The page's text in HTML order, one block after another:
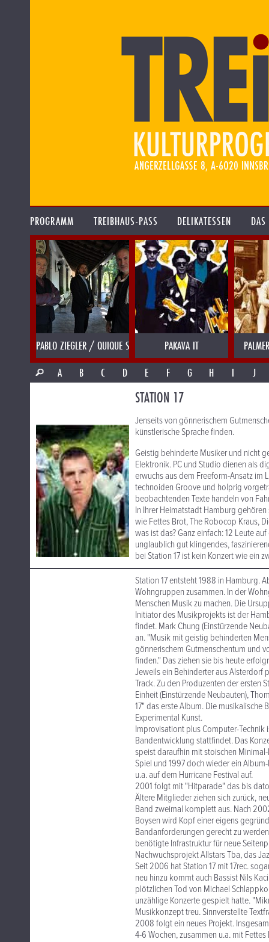
PROGRAMM TREIBHAUS-PASS DELIKATESSEN
PABLO ZIEGLER / QUIQUE SINESI PAKAVA IT
A
B C D E F G H I J
STATION 17
Jenseits von gönnerischem
künstlerische Sprache finden.
Geistig behinderte Musiker und nicht
Elektronik. PC und Studio dienen als
erwuchs aus dem Freeform-Ansatz im
technoiden Groove und holprig
beobachtenden Texte handeln von
In Ihrer Heimatstadt Hamburg
wie Fettes Brot, The Robocop Kraus,
was ist das? Ganz einfach: 12 Leute
unglaublich gut klingendes,
bei Station 17 ist kein Konzert wie ein
Station 17 entsteht 1988 in Hamburg.
Wohngruppen zusammen. In der
Menschen Musik zu machen. Die
Initiator des Musikprojekts ist der
findet. Mark Chung (Einstürzende
an. "Musik mit geistig behinderten
gönnerischem Gutmenschentum und
finden." Das ziehen sie bis heute
Jeweils ein Behinderter aus
Track. Zu den Produzenten der ersten
Einheit (Einstürzende Neubauten),
17" das erste Album. Die musikalische
Experimental Kunst.
Improvisationt plus Computer-Technik
Bandentwicklung stattfindet. Das
speist daraufhin mit stoischen
Spiel und 1997 doch wieder ein
u.a. auf dem Hurricane Festival auf.
2001 folgt mit "Hitparade" das bis
Ältere Mitglieder ziehen sich zurück,
Band zweimal komplett aus. Nach
Boysen wird Kopf einer eigens
Bandanforderungen gerecht zu
benötigte Infrastruktur für neue
Nachwuchsprojekt Allstars Tba, das
Seit 2006 hat Station 17 mit 17rec.
neu hinzu kommt auch Bassist Nils
plötzlichen Tod von Michael
unzählige Konzerte gespielt hatte.
Musikkonzept treu. Sinnverstellte
2008 folgt ein neues Projekt.
4-6 Wochen, zusammen u.a. mit